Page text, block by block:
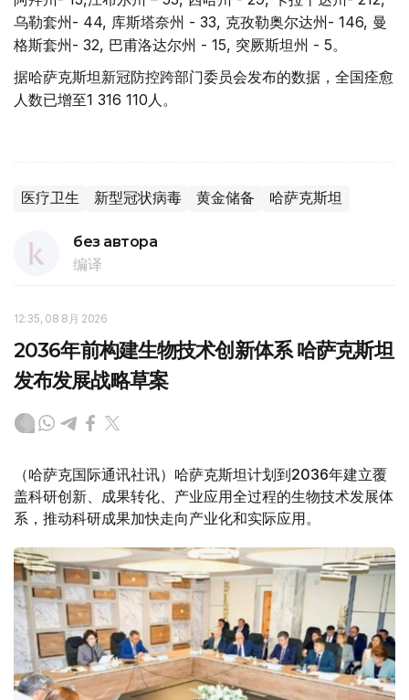
乌勒套州- 44, 库斯塔奈州 - 33, 克孜勒奥尔达州- 146, 曼
格斯套州- 32, 巴甫洛达尔州 - 15, 突厥斯坦州 - 5。
据哈萨克斯坦新冠防控跨部门委员会发布的数据，全国痊愈
人数已增至1 316 110人。
医疗卫生 新型冠状病毒 黄金储备 哈萨克斯坦
без автора
编译
12:35, 08 8月 2026
2036年前构建生物技术创新体系 哈萨克斯坦
发布发展战略草案
（哈萨克国际通讯社讯）哈萨克斯坦计划到2036年建立覆
盖科研创新、成果转化、产业应用全过程的生物技术发展体
系，推动科研成果加快走向产业化和实际应用。